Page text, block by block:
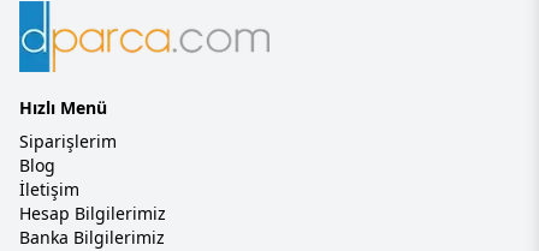
Hızlı Menü
Siparişlerim
Blog
İletişim
Hesap Bilgilerimiz
Banka Bilgilerimiz